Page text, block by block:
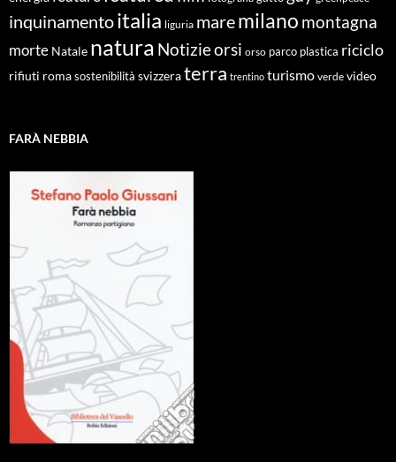
inquinamentoitalia liguria maremilano montagna
morte Natale natura Notizieorsi orso parco plastica riciclo
rifiuti roma sostenibilità svizzeraterra trentino turismo verde video
FARÀ NEBBIA